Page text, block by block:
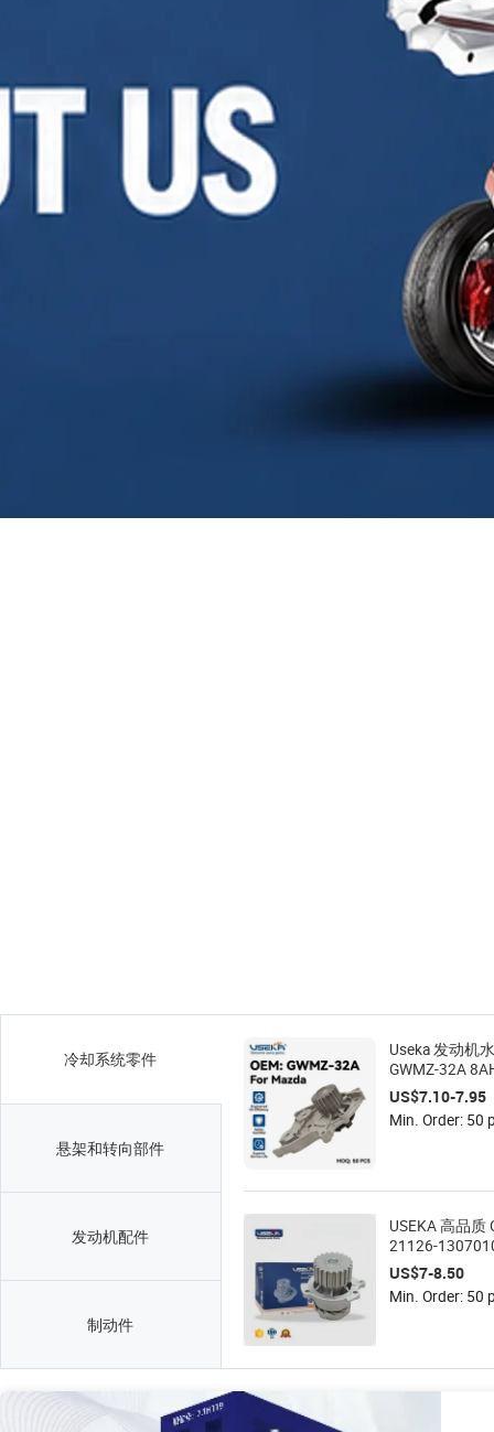
冷却系统零件
悬架和转向部件
发动机配件
制动件
Useka 发动机
GWMZ-32A
适用于马自达
车冷却系统备
15-010 8AG2-
US$7.10-7.95
Min. Order: 50
USEKA 高品质
21126-
发动机水泵，
卡利纳
US$7-8.50
Min. Order: 50